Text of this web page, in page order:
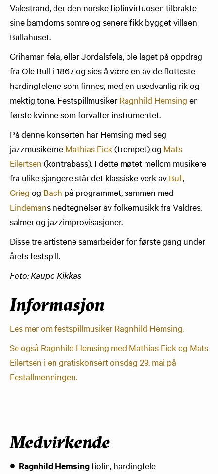
Valestrand, der den norske fiolinvirtuosen tilbrakte
sine barndoms somre og senere fikk bygget villaen
Bullahuset.
Grihamar-fela, eller Jordalsfela, ble laget på oppdrag
fra Ole Bull i 1867 og sies å være en av de flotteste
hardingfelene som finnes, med en usedvanlig rik og
mektig tone. Festspillmusiker Ragnhild Hemsing er
første kvinne som forvalter instrumentet.
På denne konserten har Hemsing med seg
jazzmusikerne Mathias Eick(trompet) og Mats
Eilertsen (kontrabass). I dette møtet mellom musikere
fra ulike sjangere står det klassiske verk av Bull,
Grieg og Bach på programmet, sammen med
Lindemans nedtegnelser av folkemusikk fra Valdres,
salmer og jazzimprovisasjoner.
Disse tre artistene samarbeider for første gang under
årets festspill.
Foto: Kaupo Kikkas
Informasjon
​Les mer om festspillmusiker Ragnhild Hemsing.
Se også Ragnhild Hemsing med Mathias Eick og Mats
Eilertsen i en gratiskonsert onsdag 29. mai på
Festallmenningen.
Medvirkende
Ragnhild Hemsingfiolin, hardingfele